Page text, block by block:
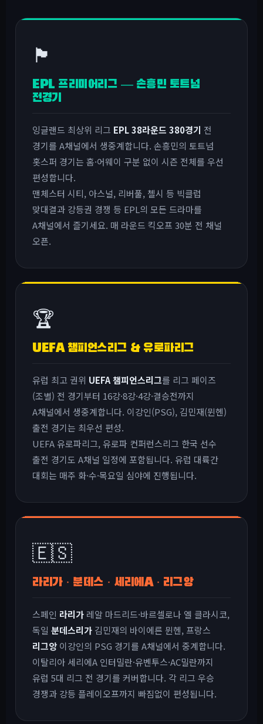
🏴󠁧󠁢󠁥󠁮󠁧󠁿
EPL 프리미어리그 — 손흥민 토트넘
전경기
잉글랜드 최상위 리그 EPL 38라운드 380경기 전
경기를 A채널에서 생중계합니다. 손흥민의 토트넘
홋스퍼 경기는 홈·어웨이 구분 없이 시즌 전체를 우선
편성합니다.
맨체스터 시티, 아스널, 리버풀, 첼시 등 빅클럽
맞대결과 강등권 경쟁 등 EPL의 모든 드라마를
A채널에서 즐기세요. 매 라운드 킥오프 30분 전 채널
오픈.
🏆
UEFA 챔피언스리그 & 유로파리그
유럽 최고 권위 UEFA 챔피언스리그를 리그 페이즈
(조별) 전 경기부터 16강·8강·4강·결승전까지
A채널에서 생중계합니다. 이강인(PSG), 김민재(뮌헨)
출전 경기는 최우선 편성.
UEFA 유로파리그, 유로파 컨퍼런스리그 한국 선수
출전 경기도 A채널 일정에 포함됩니다. 유럽 대륙간
대회는 매주 화·수·목요일 심야에 진행됩니다.
🇪🇸
라리가 · 분데스 · 세리에A · 리그앙
스페인 라리가 레알 마드리드·바르셀로나 엘 클라시코,
독일 분데스리가 김민재의 바이에른 뮌헨, 프랑스
리그앙 이강인의 PSG 경기를 A채널에서 중계합니다.
이탈리아 세리에A 인터밀란·유벤투스·AC밀란까지
유럽 5대 리그 전 경기를 커버합니다. 각 리그 우승
경쟁과 강등 플레이오프까지 빠짐없이 편성됩니다.